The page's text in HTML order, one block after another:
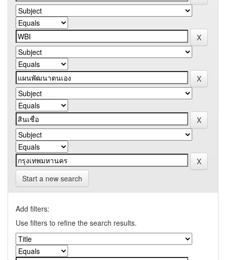
Start a new search
Add filters:
Use filters to refine the search results.